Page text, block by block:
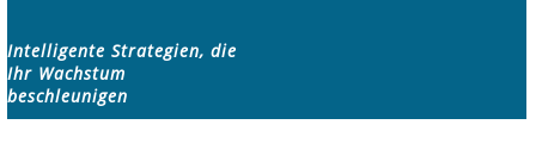
Intelligente Strategien, die
Ihr Wachstum
beschleunigen